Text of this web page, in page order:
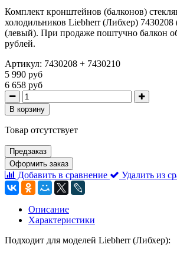
Комплект кронштейнов (балконов)
холодильников Liebherr (Либхер)
(левый). При продаже поштучно балкон
рублей.
Артикул: 7430208 + 7430210
5 990 руб
6 658 руб
В корзину
Товар отсутствует
Предзаказ
Оформить заказ
Добавить в сравнение Удалить из
Описание
Характеристики
Подходит для моделей Liebherr (Либхер):